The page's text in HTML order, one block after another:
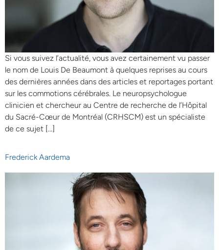
Si vous suivez l’actualité, vous avez certainement vu passer
le nom de Louis De Beaumont à quelques reprises au cours
des dernières années dans des articles et reportages portant
sur les commotions cérébrales. Le neuropsychologue
clinicien et chercheur au Centre de recherche de l’Hôpital
du Sacré-Cœur de Montréal (CRHSCM) est un spécialiste
de ce sujet […]
Frederick Aardema